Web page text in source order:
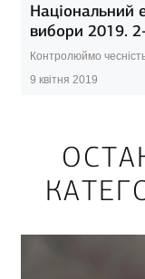
Національний
вибори 2019.
Контролюймо
9 квітня 2019